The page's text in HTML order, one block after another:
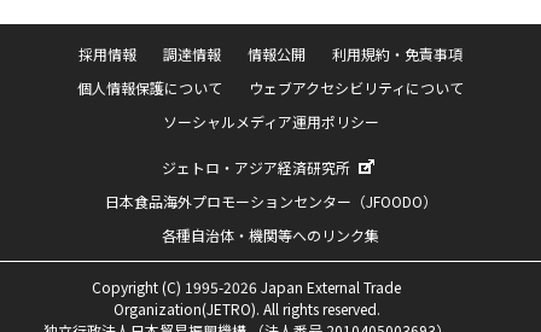
採用情報 調達情報 情報公開
利用規約・免責事項
個人情報保護について
ウェブアクセシビリティについて
ソーシャルメディア運用ポリシー
ジェトロ・アジア経済研究所
日本食品海外プロモーションセンター（JFOODO）
各種自治体・機関等へのリンク集
Copyright (C) 1995-2026 Japan External Trade
Organization(JETRO). All rights reserved.